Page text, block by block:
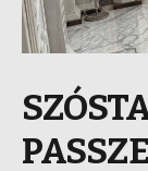
PASSZE